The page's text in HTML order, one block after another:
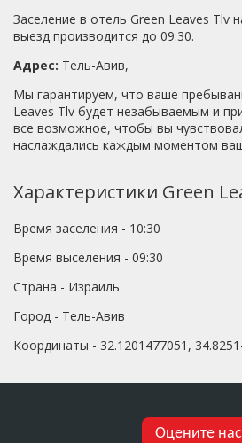
Заселение в отель Green Leaves Tlv
выезд производится до 09:30.
Адрес: Тель-Авив,
Мы гарантируем, что ваше
Leaves Tlv будет незабываемым и
все возможное, чтобы вы
наслаждались каждым моментом
Характеристики Green
Время заселения - 10:30
Время выселения - 09:30
Страна - Израиль
Город - Тель-Авив
Координаты - 32.1201477051,
Оцените нас